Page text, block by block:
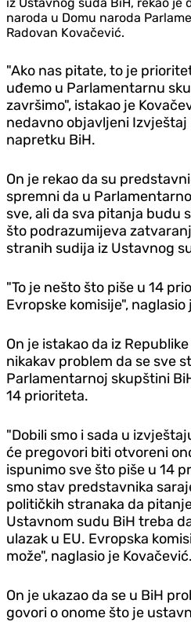
naroda u Domu naroda
Radovan Kovačević.
"Ako nas pitate, to je
uđemo u Parlamentarnu
završimo", istakao je
nedavno objavljeni Izvještaj
napretku BiH.
On je rekao da su
spremni da u
sve, ali da sva pitanja budu
što podrazumijeva
stranih sudija iz Ustavnog
"To je nešto što piše u 14
Evropske komisije", naglasio
On je istakao da iz
nikakav problem da se sve
Parlamentarnoj skupštini
14 prioriteta.
"Dobili smo i sada u
će pregovori biti otvoreni
ispunimo sve što piše u 14
smo stav predstavnika
političkih stranaka da
Ustavnom sudu BiH treba
ulazak u EU. Evropska
može", naglasio je Kovačević.
On je ukazao da se u BiH
govori o onome što je